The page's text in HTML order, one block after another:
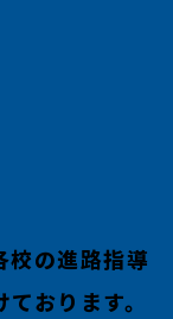
校の進路指導
おります。